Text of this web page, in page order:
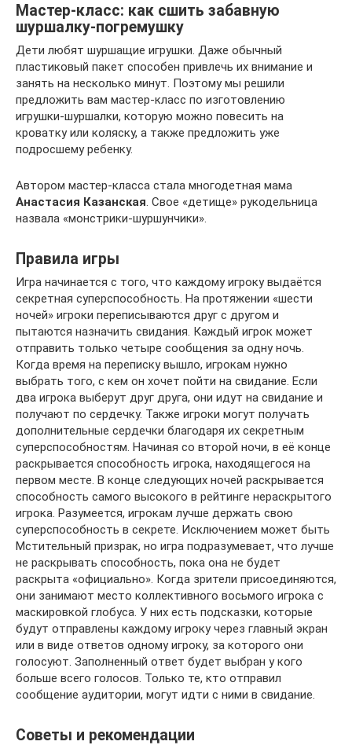
Мастер-класс: как сшить забавную
шуршалку-погремушку
Дети любят шуршащие игрушки. Даже обычный
пластиковый пакет способен привлечь их внимание и
занять на несколько минут. Поэтому мы решили
предложить вам мастер-класс по изготовлению
игрушки-шуршалки, которую можно повесить на
кроватку или коляску, а также предложить уже
подросшему ребенку.
Автором мастер-класса стала многодетная мама
Анастасия Казанская. Свое «детище» рукодельница
назвала «монстрики-шуршунчики».
Правила игры
Игра начинается с того, что каждому игроку выдаётся
секретная суперспособность. На протяжении «шести
ночей» игроки переписываются друг с другом и
пытаются назначить свидания. Каждый игрок может
отправить только четыре сообщения за одну ночь.
Когда время на переписку вышло, игрокам нужно
выбрать того, с кем он хочет пойти на свидание. Если
два игрока выберут друг друга, они идут на свидание и
получают по сердечку. Также игроки могут получать
дополнительные сердечки благодаря их секретным
суперспособностям. Начиная со второй ночи, в её конце
раскрывается способность игрока, находящегося на
первом месте. В конце следующих ночей раскрывается
способность самого высокого в рейтинге нераскрытого
игрока. Разумеется, игрокам лучше держать свою
суперспособность в секрете. Исключением может быть
Мстительный призрак, но игра подразумевает, что лучше
не раскрывать способность, пока она не будет
раскрыта «официально». Когда зрители присоединяются,
они занимают место коллективного восьмого игрока с
маскировкой глобуса. У них есть подсказки, которые
будут отправлены каждому игроку через главный экран
или в виде ответов одному игроку, за которого они
голосуют. Заполненный ответ будет выбран у кого
больше всего голосов. Только те, кто отправил
сообщение аудитории, могут идти с ними в свидание.
Советы и рекомендации